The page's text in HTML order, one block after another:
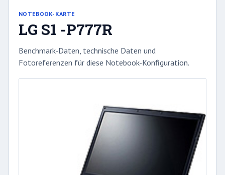
NOTEBOOK-KARTE
LG S1 -P777R
Benchmark-Daten, technische Daten und
Fotoreferenzen für diese Notebook-Konfiguration.